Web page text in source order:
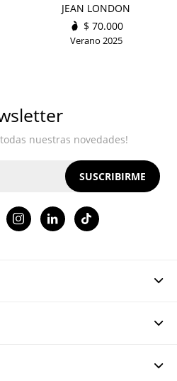
JEAN LONDON
$ 70.000
Verano 2025
nuestras novedades!
SUSCRIBIRME
 